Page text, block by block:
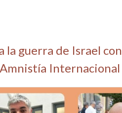
la guerra de Israel
Amnistía Internacional